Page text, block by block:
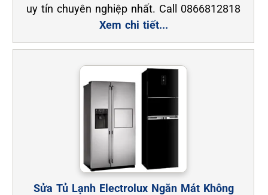
uy tín chuyên nghiệp nhất. Call 0866812818
Xem chi tiết...
Sửa Tủ Lạnh Electrolux Ngăn Mát Không